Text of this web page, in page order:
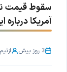
سقوط قیمت
آمریکا درباره
3 روز پیش از